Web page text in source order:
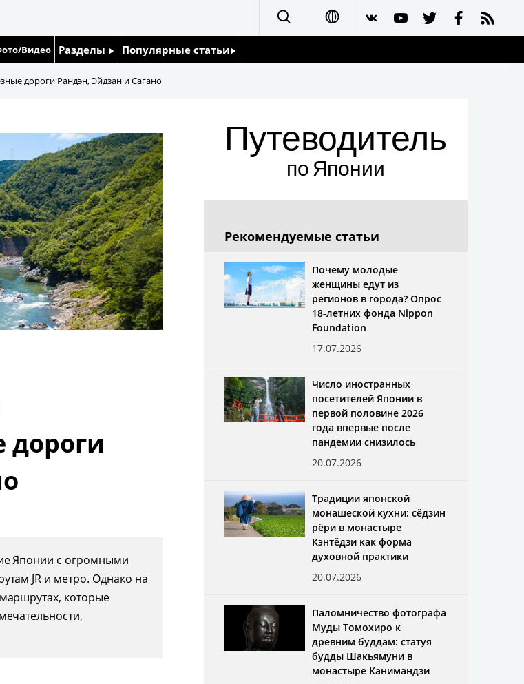
繁體字
Видео Разделы
Люди
Политика
Экономика
Общество
Культура
Жизнь
Технологии
Популярные статьи
Японский язык
Семья
Еда и напитки
дороги Рандэн, Эйдзан и Сагано
Японии с огромными
JR и метро. Однако на
которые
Путеводитель
по Японии
Рекомендуемые статьи
Почему молодые
женщины едут из
регионов в города? Опрос
18-летних фонда Nippon
Foundation
17.07.2026
Число иностранных
посетителей Японии в
первой половине 2026
года впервые после
пандемии снизилось
20.07.2026
Традиции японской
монашеской кухни: сёдзин
рёри в монастыре
Кэнтёдзи как форма
духовной практики
20.07.2026
Паломничество фотографа
Муды Томохиро к
древним буддам: статуя
будды Шакьямуни в
монастыре Канимандзи